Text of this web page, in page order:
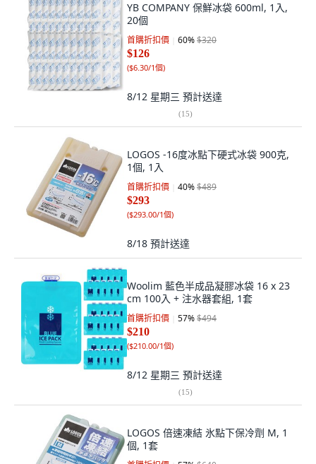
YB COMPANY 保鮮冰袋 600ml, 1入,
20個
首購折扣價 60%$320
$126
($6.30/1個)
8/12 星期三 預計送達
(15)
LOGOS -16度冰點下硬式冰袋 900克,
1個, 1入
首購折扣價 40%$489
$293
($293.00/1個)
8/18 預計送達
Woolim 藍色半成品凝膠冰袋 16 x 23
cm 100入 + 注水器套組, 1套
首購折扣價 57%$494
$210
($210.00/1個)
8/12 星期三 預計送達
(15)
LOGOS 倍速凍結 氷點下保冷劑 M, 1
個, 1套